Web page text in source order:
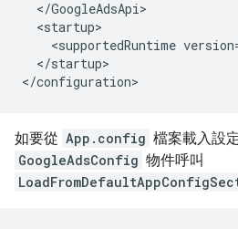
<supportedRuntime
</startup>
如要從 App.config 檔案載入設
GoogleAdsConfig 物件呼叫